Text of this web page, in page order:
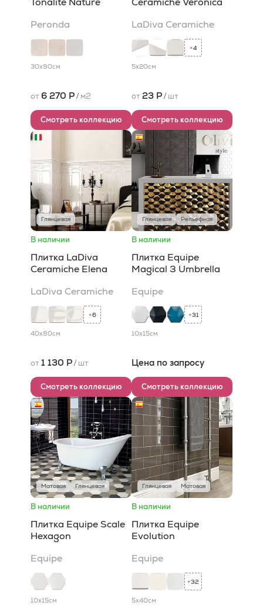
Peronda
30x90см
от 6 270 Р/ м2
Смотреть коллекцию
LaDiva Сeramiche
+4
5x20см
от 23 Р/ шт
Смотреть коллекцию
Глянцевая
В наличии
Плитка LaDiva
Сeramiche Elena
LaDiva Сeramiche
+6
40x80см
от 1 130 Р/ шт
Смотреть коллекцию
Глянцевая Рельефная
В наличии
Плитка Equipe
Magical 3 Umbrella
Equipe
+31
10x15см
Цена по запросу
Смотреть коллекцию
Матовая Глянцевая
В наличии
Плитка Equipe Scale
Hexagon
Equipe
10x15см
Глянцевая Матовая
В наличии
Плитка Equipe
Evolution
Equipe
+32
5x40см